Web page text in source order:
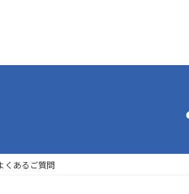
くあるご質問